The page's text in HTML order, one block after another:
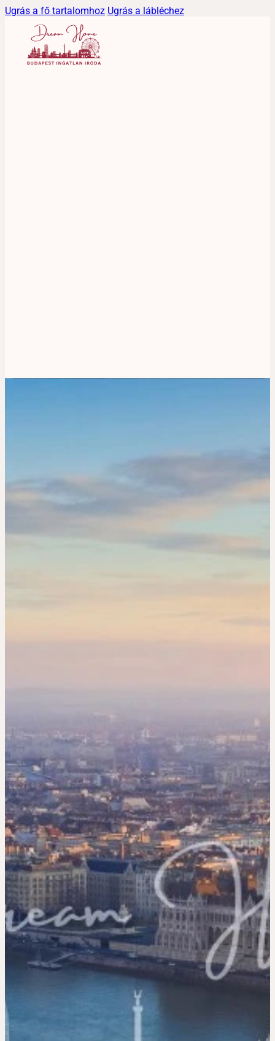
Ugrás a fő tartalomhoz Ugrás a lábléchez